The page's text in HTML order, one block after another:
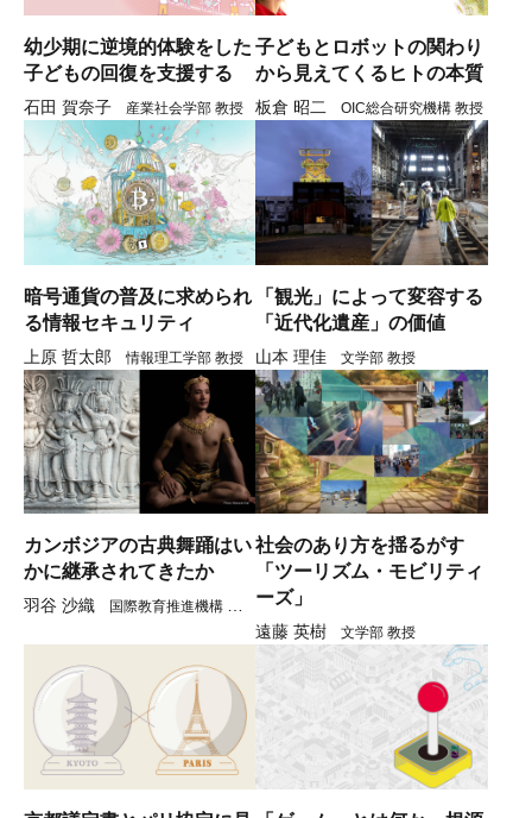
幼少期に逆境的体験をした
子どもの回復を支援する
石田 賀奈子 産業社会学部 教授
子どもとロボットの関わり
から見えてくるヒトの本質
板倉 昭二 OIC総合研究機構 教授
暗号通貨の普及に求められ
る情報セキュリティ
上原 哲太郎 情報理工学部 教授
「観光」によって変容する
「近代化遺産」の価値
山本 理佳 文学部 教授
カンボジアの古典舞踊はい
かに継承されてきたか
羽谷 沙織
国際教育推進機構 准教
社会のあり方を揺るがす
「ツーリズム・モビリティ
ーズ」
遠藤 英樹 文学部 教授